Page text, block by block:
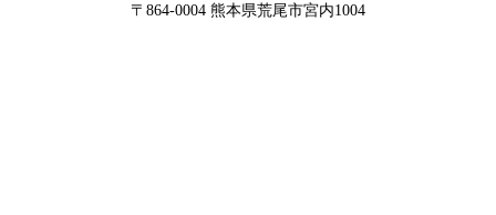
〒864-0004 熊本県荒尾市宮内1004